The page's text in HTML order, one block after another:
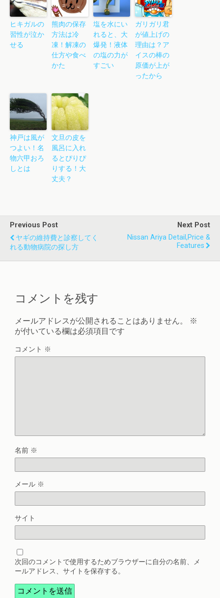
ヒキガルの
習性が泣か
せる
熊肉の保存
方法は冷
凍！解凍の
仕方や食べ
かた
塩を水にい
れると、大
爆発！液体
の塩の力が
すごい
ガリガリ君
が値上げの
理由は？ア
イスの棒の
原価が上が
ったから
神戸は風が
つよい！名
物六甲おろ
しとは
文旦の皮を
風呂に入れ
るとぴりぴ
りする！大
丈夫？
Previous Post
ヤギの維持費と診察してく
れる動物病院の探し方
Next Post
Nissan Ariya Detail,price &
Features
コメントを残す
メールアドレスが公開されることはありません。
※
が付いている欄は必須項目です
コメント ※
名前 ※
メール ※
サイト
次回のコメントで使用するためブラウザーに自分の名前、メ
ールアドレス、サイトを保存する。